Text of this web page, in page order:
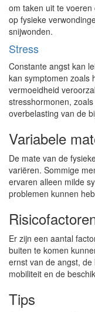
om taken uit te
op fysieke
snijwonden.
Stress
Constante angst kan
kan symptomen zoals
vermoeidheid
stresshormonen,
overbelasting van de
Variabele
De mate van de
variëren. Sommige
ervaren alleen milde
problemen kunnen
Er zijn een aantal
buiten te komen
ernst van de angst,
mobiliteit en de
Tips